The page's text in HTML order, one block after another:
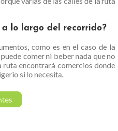
a lo largo del recorrido?
como es en el caso de la
comer ni beber nada que no
ruta encontrará comercios donde
si lo necesita.